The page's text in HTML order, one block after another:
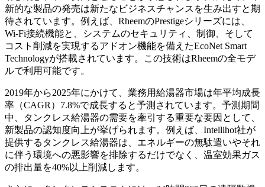
新的な製品の発売は新たなビジネスチャンスを生み出すと期
待されています。例えば、RheemのPrestigeシリーズには、
Wi-Fi接続機能と、システムのセキュリティ、制御、そして
コスト削減を実現するアドオン機能を備えたEcoNet Smart
Technologyが搭載されています。この技術はRheemの全モデ
ルで利用可能です。
2019年から2025年にかけて、業務用給湯器市場は年平均成長
率（CAGR）7.8%で成長すると予測されています。予測期間
中、タンクレス給湯器の需要を牽引する重要な要因として、
新製品の認知度向上が挙げられます。例えば、Intellihot社が
提供するタンクレス給湯器は、エネルギーの無駄遣いやそれ
に伴う環境への悪影響を排除するだけでなく、温室効果ガス
の排出量を40%以上削減します。